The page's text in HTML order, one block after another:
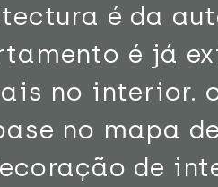
é da
é já
no interior.
no mapa
de